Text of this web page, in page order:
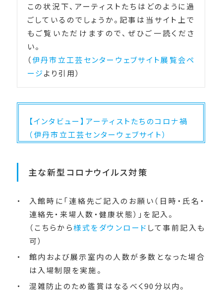
この状況下、アーティストたちはどのように過
ごしているのでしょうか。記事は当サイト上で
もご覧いただけますので、ぜひご一読くださ
い。
（伊丹市立工芸センターウェブサイト展覧会ペ
ージより引用）
【インタビュー】アーティストたちのコロナ禍
（伊丹市立工芸センターウェブサイト）
主な新型コロナウイルス対策
入館時に「連絡先ご記入のお願い（日時・氏名・
連絡先・来場人数・健康状態）」を記入。
（こちらから様式をダウンロード して事前記入も
可）
館内および展示室内の人数が多数となった場合
は入場制限を実施。
混雑防止のため鑑賞はなるべく90分以内。